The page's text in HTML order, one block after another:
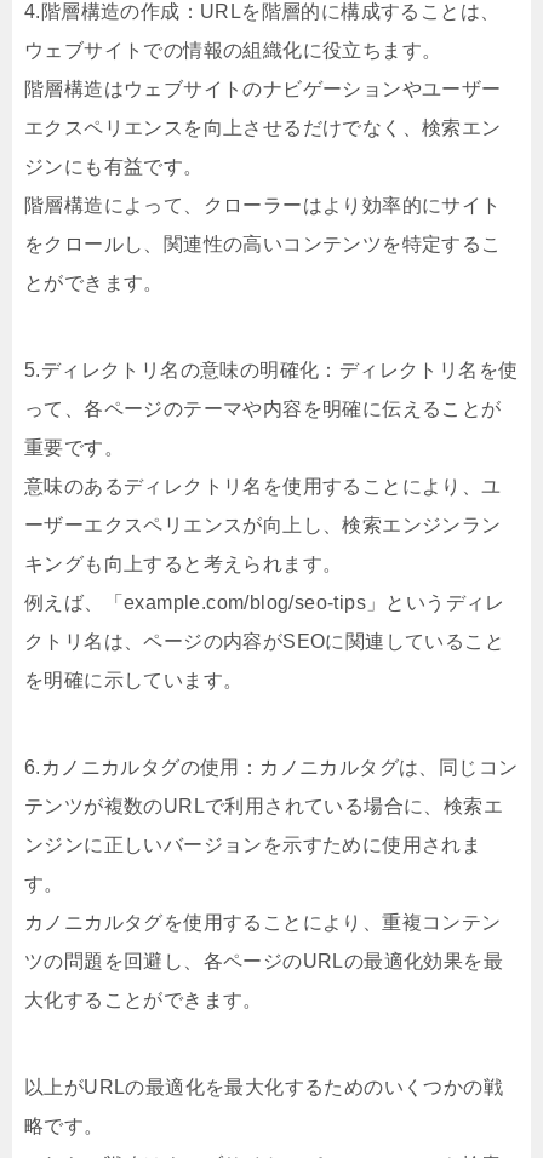
4.階層構造の作成：URLを階層的に構成することは、
ウェブサイトでの情報の組織化に役立ちます。
階層構造はウェブサイトのナビゲーションやユーザー
エクスペリエンスを向上させるだけでなく、検索エン
ジンにも有益です。
階層構造によって、クローラーはより効率的にサイト
をクロールし、関連性の高いコンテンツを特定するこ
とができます。
5.ディレクトリ名の意味の明確化：ディレクトリ名を使
って、各ページのテーマや内容を明確に伝えることが
重要です。
意味のあるディレクトリ名を使用することにより、ユ
ーザーエクスペリエンスが向上し、検索エンジンラン
キングも向上すると考えられます。
例えば、「example.com/blog/seo-tips」というディレ
クトリ名は、ページの内容がSEOに関連していること
を明確に示しています。
6.カノニカルタグの使用：カノニカルタグは、同じコン
テンツが複数のURLで利用されている場合に、検索エ
ンジンに正しいバージョンを示すために使用されま
す。
カノニカルタグを使用することにより、重複コンテン
ツの問題を回避し、各ページのURLの最適化効果を最
大化することができます。
以上がURLの最適化を最大化するためのいくつかの戦
略です。